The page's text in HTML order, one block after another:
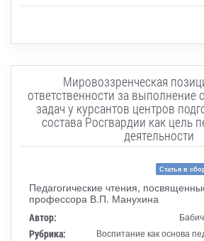
Мировоззренческая
ответственности за выполнение
задач у курсантов центров
состава Росгвардии как цель
деятельности
Статья в
Педагогические чтения,
профессора В.П. Манухина
Автор:
Рубрика: Воспитание как основа